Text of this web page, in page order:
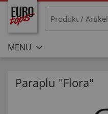
MENU
Paraplu "Flora"